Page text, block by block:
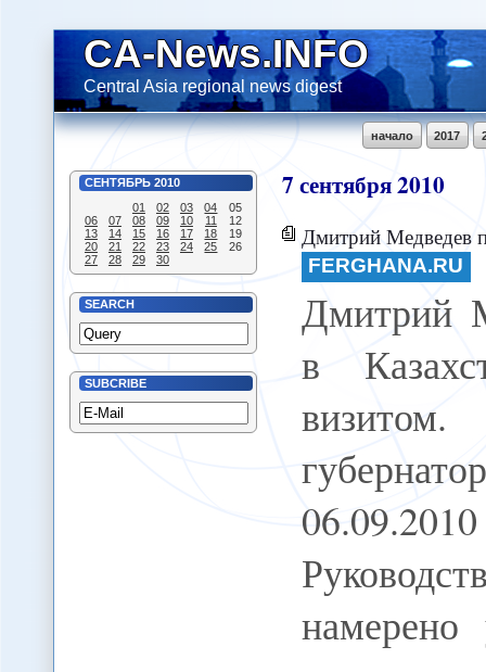
CA-News.INFO
Central Asia regional news digest
2017
начало
СЕНТЯБРЬ 2010
01
02 03 04
05
06
07 08 09 10 11
12
13
14 15 16 17 18
19
20
21 22 23 24 25
26
27
28 29 30
SEARCH
SUBCRIBE
7сентября2010
Дмитрий Медведев прибыл в Казахстан с рабочим
FERGHANA.RU
Дмитрий
в
намерено